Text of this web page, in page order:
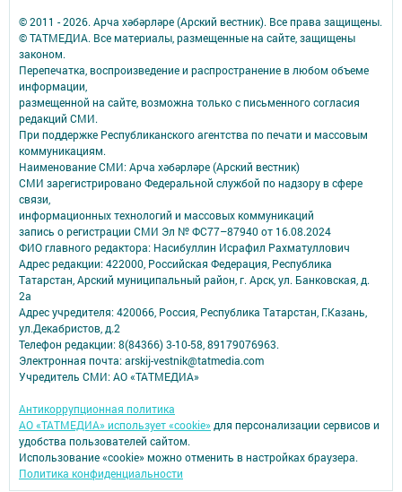
© 2011 - 2026. Арча хәбәрләре (Арский вестник). Все права защищены.
© ТАТМЕДИА. Все материалы, размещенные на сайте, защищены
законом.
Перепечатка, воспроизведение и распространение в любом объеме
информации,
размещенной на сайте, возможна только с письменного согласия
редакций СМИ.
При поддержке Республиканского агентства по печати и массовым
коммуникациям.
Наименование СМИ: Арча хәбәрләре (Арский вестник)
СМИ зарегистрировано Федеральной службой по надзору в сфере
связи,
информационных технологий и массовых коммуникаций
запись о регистрации СМИ Эл № ФС77–87940 от 16.08.2024
ФИО главного редактора: Насибуллин Исрафил Рахматуллович
Адрес редакции: 422000, Российская Федерация, Республика
Татарстан, Арский муниципальный район, г. Арск, ул. Банковская, д.
2а
Адрес учредителя: 420066, Россия, Республика Татарстан, Г.Казань,
ул.Декабристов, д.2
Телефон редакции: 8(84366) 3-10-58, 89179076963.
Электронная почта: arskij-vestnik@tatmedia.com
Учредитель СМИ: АО «ТАТМЕДИА»
Антикоррупционная политика
АО «ТАТМЕДИА» использует «cookie» для персонализации сервисов и
удобства пользователей сайтом.
Использование «cookie» можно отменить в настройках браузера.
Политика конфиденциальности